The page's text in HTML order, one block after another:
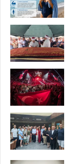
o
o
k